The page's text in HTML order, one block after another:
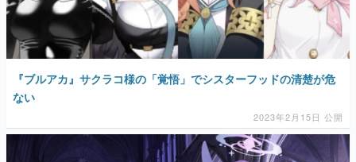
『ブルアカ』サクラコ様の「覚悟」でシスターフッドの清楚が危
ない
2023年2月15日 公開